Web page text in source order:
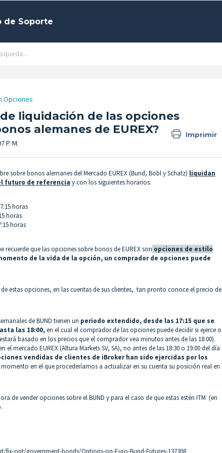
de Soporte
Opciones
liquidación de las opciones
alemanes de EUREX?
Imprimir
P. M.
sobre bonos alemanes del Mercado EUREX (Bund, Bobl y Schatz) liquidan
futuro de referencia y con los siguientes horarios:
horas
horas
horas
que las opciones sobre bonos de EUREX son opciones de estilo
de la vida de la opción, un comprador de opciones puede
estas opciones, en las cuentas de sus clientes, tan pronto conoce el precio de
de BUND tienen un periodo extendido, desde las 17:15 que se
las 18:00,en el cual el comprador de las opciones puede decidir si ejerce o
basado en los precios que el comprador vea minutos antes de las 18:00).
mercado EUREX (Altura Markets SV, SA), no antes de las 18:30 o 19:00 del día
vendidas de clientes de iBroker han sido ejercidas por los
momento en el que procederíamos a actualizar en su cuenta su posición real en
de vender opciones sobre el BUND y para el caso de que estas estén ITM (en
opt/government-bonds/Options-on-Euro-Bund-Futures-137308